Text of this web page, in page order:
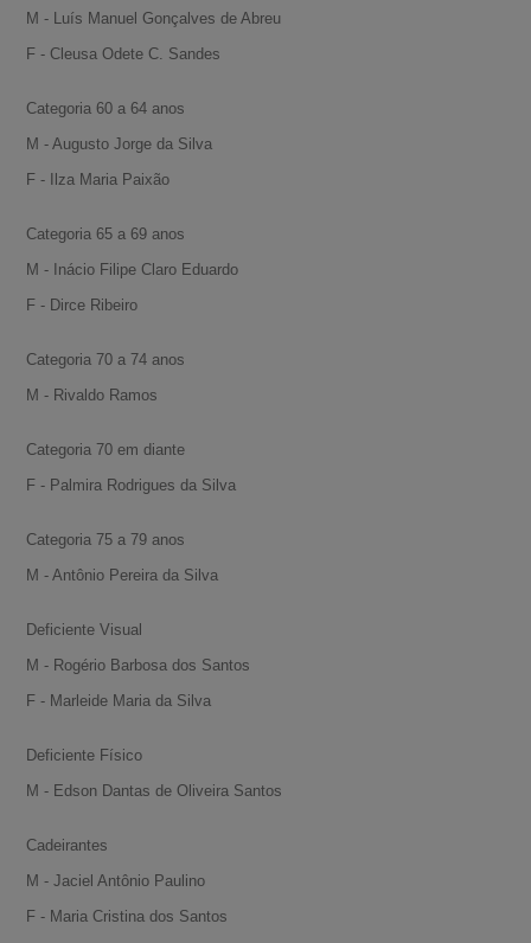
M - Luís Manuel Gonçalves de Abreu
F - Cleusa Odete C. Sandes
Categoria 60 a 64 anos
M - Augusto Jorge da Silva
F - Ilza Maria Paixão
Categoria 65 a 69 anos
M - Inácio Filipe Claro Eduardo
F - Dirce Ribeiro
Categoria 70 a 74 anos
M - Rivaldo Ramos
Categoria 70 em diante
F - Palmira Rodrigues da Silva
Categoria 75 a 79 anos
M - Antônio Pereira da Silva
Deficiente Visual
M - Rogério Barbosa dos Santos
F - Marleide Maria da Silva
Deficiente Físico
M - Edson Dantas de Oliveira Santos
Cadeirantes
M - Jaciel Antônio Paulino
F - Maria Cristina dos Santos